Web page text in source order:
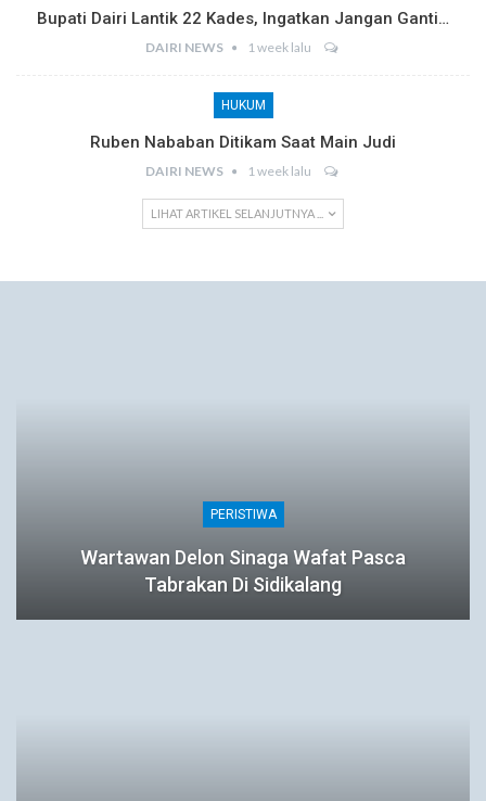
Bupati Dairi Lantik 22 Kades, Ingatkan Jangan Ganti…
DAIRI NEWS 1 week lalu
HUKUM
Ruben Nababan Ditikam Saat Main Judi
DAIRI NEWS 1 week lalu
LIHAT ARTIKEL SELANJUTNYA ...
PERISTIWA
Wartawan Delon Sinaga Wafat Pasca
Tabrakan Di Sidikalang